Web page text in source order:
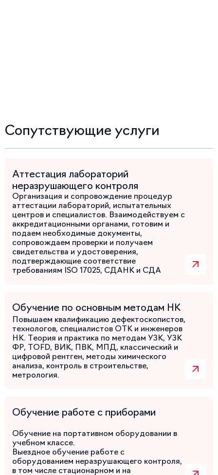
Сопутствующие услуги
Аттестация лабораторий
неразрушающего контроля
Организация и сопровождение процедур
аттестации лабораторий, испытательных
центров и специалистов. Взаимодействуем с
аккредитационными органами, готовим и
подаем необходимые документы,
сопровождаем проверки и получаем
свидетельства и удостоверения,
подтверждающие соответствие
требованиям ISO 17025, СДАНК и СДА
Обучение по основным методам НК
Повышаем квалификацию дефектоскопистов,
технологов, специалистов ОТК и инженеров
НК. Теория и практика по методам УЗК, УЗК
ФР, TOFD, ВИК, ПВК, МПД, классический и
цифровой рентген, методы химического
анализа, контроль в строительстве,
метрология.
Обучение работе с приборами
Обучение на портативном оборудовании в
учебном классе.
Выездное обучение работе с
оборудованием неразрушающего контроля,
в том числе стационарном и на